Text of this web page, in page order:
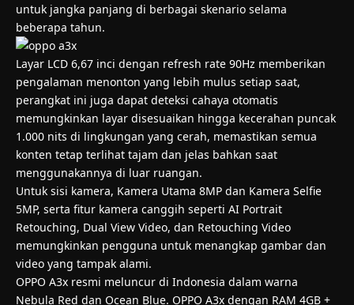
untuk jangka panjang di berbagai skenario selama
beberapa tahun.
Layar LCD 6,67 inci dengan refresh rate 90Hz memberikan
pengalaman menonton yang lebih mulus setiap saat,
perangkat ini juga dapat deteksi cahaya otomatis
memungkinkan layar disesuaikan hingga kecerahan puncak
1.000 nits di lingkungan yang cerah, memastikan semua
konten tetap terlihat tajam dan jelas bahkan saat
menggunakannya di luar ruangan.
Untuk sisi kamera, Kamera Utama 8MP dan Kamera Selfie
5MP, serta fitur kamera canggih seperti AI Portrait
Retouching, Dual View Video, dan Retouching Video
memungkinkan pengguna untuk menangkap gambar dan
video yang tampak alami.
OPPO A3x resmi meluncur di Indonesia dalam warna
Nebula Red dan Ocean Blue. OPPO A3x dengan RAM 4GB +